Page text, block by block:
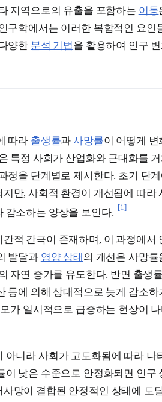
지역으로의 유출을 포함하는 이동
구학에서는 이러한 복합적인 요인
양한 분석 기법을 활용하여 인구
따라 출생률과사망률이 어떻게 변
특정 사회가 산업화와 근대화를
정을 단계별로 제시한다. 초기 단
만, 사회적 환경이 개선됨에 따라
감소하는 양상을 보인다.
[1]
적 간극이 존재하며, 이 과정에서
발달과 영양 상태 의 개선은 사망률
자연 증가를 유도한다. 반면 출생
등에 의해 상대적으로 늦게 감소하
가 일시적으로 급증하는 현상이
아니라 사회가 고도화됨에 따라 나
낮은 수준으로 안정화되면 인구
망이 결합된 안정적인 상태에 도